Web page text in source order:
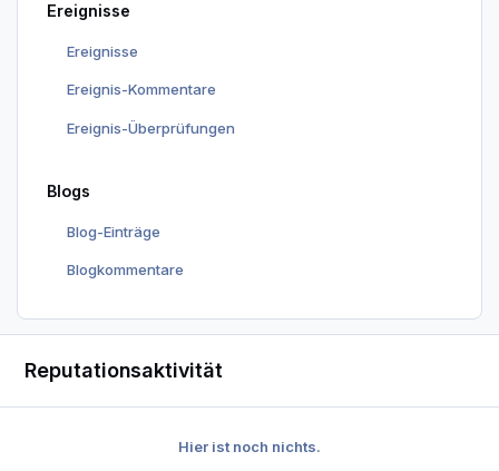
Ereignisse
Ereignisse
Ereignis-Kommentare
Ereignis-Überprüfungen
Blogs
Blog-Einträge
Blogkommentare
Reputationsaktivität
Hier ist noch nichts.